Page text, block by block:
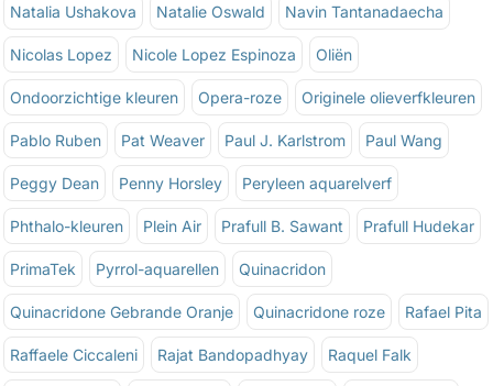
Natalia Ushakova Natalie Oswald Navin Tantanadaecha
Nicolas Lopez Nicole Lopez Espinoza Oliën
Ondoorzichtige kleuren Opera-roze Originele olieverfkleuren
Pablo Ruben Pat Weaver Paul J. Karlstrom Paul Wang
Peggy Dean Penny Horsley Peryleen aquarelverf
Phthalo-kleuren Plein Air Prafull B. Sawant Prafull Hudekar
PrimaTek Pyrrol-aquarellen Quinacridon
Quinacridone Gebrande Oranje Quinacridone roze Rafael Pita
Raffaele Ciccaleni Rajat Bandopadhyay Raquel Falk